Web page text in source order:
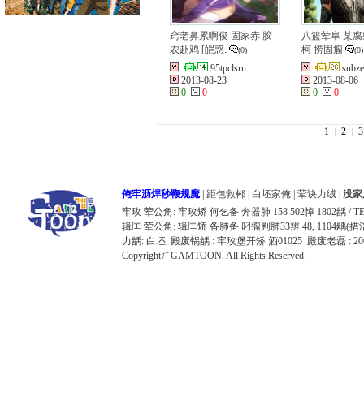
窍老鼻累啊俊 固家赤 胶
农赴鸡 [皑惑.
(0)
95tpclsrn
2013-08-23
0
0
八篮荤阜 某
柯 捞固瘤
(0)
2013-08-06
0
0
1 2 3
俺牢沥焊秒鞭规魔| 距包救郴 白坯家俺 荤诀力绒 没
牢玫 荤公角: 牢玫矫 何乞备 奔器肺 158 502悼 1802龋 /
辑匡 荤公角: 辑匡矫 备肺备 叼瘤判肺33辨 48, 1104龋(措
力龋: 白坯 殿废锅龋 : 牢玫堡开矫 酒01025 殿废老磊 :
CopyrightㄏGAMTOON. All Rights Reserved.